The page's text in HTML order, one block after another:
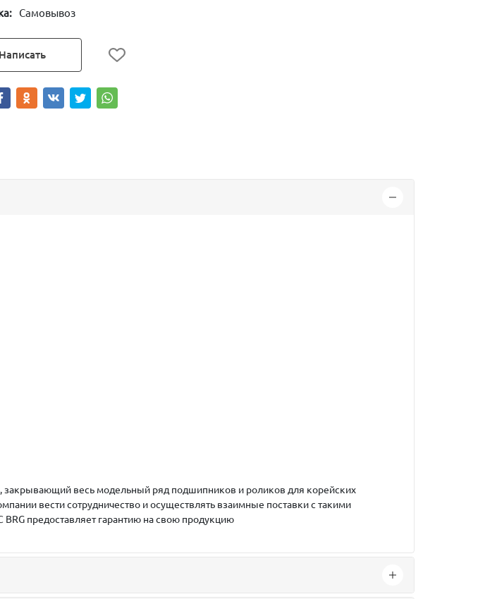
Самовывоз
Написать
закрывающий весь модельный ряд подшипников и роликов для корейских
вести сотрудничество и осуществлять взаимные поставки с такими
предоставляет гарантию на свою продукцию